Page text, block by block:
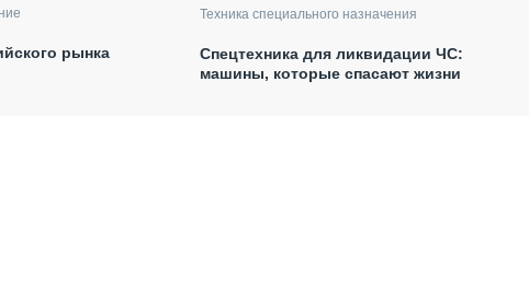
рынка
Техника специального назначения
Спецтехника для ликвидации ЧС:
машины, которые спасают жизни